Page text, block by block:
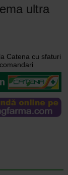
ultra
Catena cu sfaturi